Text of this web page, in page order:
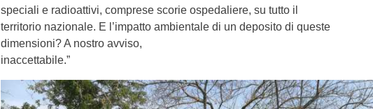
speciali e radioattivi, comprese scorie ospedaliere, su tutto il
territorio nazionale. E l’impatto ambientale di un deposito di queste
dimensioni? A nostro avviso,
inaccettabile.”